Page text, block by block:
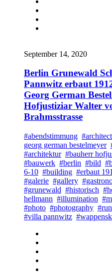
September 14, 2020
Berlin Grunewald
Pannwitz erbaut
Georg German
Hofjustiziar Walter
Brahmsstrasse
#abendstimmung
georg german bestelmeyer
#architektur #bauherr
#bauwerk #berlin #bild
6-10 #building #erbaut
#galerie #gallery
#grunewald #historisch
hellmann #illumination
#photo #photography
#villa pannwitz